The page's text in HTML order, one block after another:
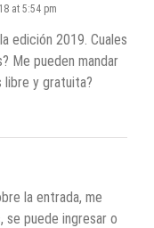
at 5:54 pm
edición 2019. Cuales
Me pueden mandar
libre y gratuita?
la entrada, me
se puede ingresar o